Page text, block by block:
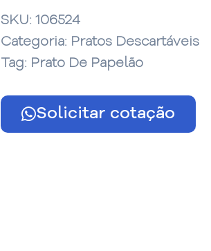
SKU: 106524
Categoria: Pratos Descartáveis
Tag: Prato De Papelão
Solicitar cotação